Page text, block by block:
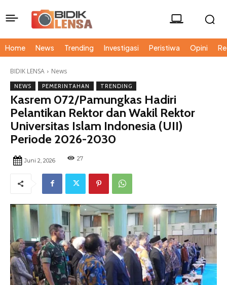
Home News Trending Investigasi Peristiwa Opini
BIDIK LENSA News
NEWS PEMERINTAHAN TRENDING
Kasrem 072/Pamungkas Hadiri
Pelantikan Rektor dan Wakil Rektor
Universitas Islam Indonesia (UII)
Periode 2026-2030
Juni 2, 2026 27